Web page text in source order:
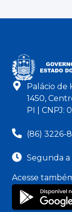
Palácio de
1450,
PI | CNPJ:
(86) 3226-
Segunda a
Acesse